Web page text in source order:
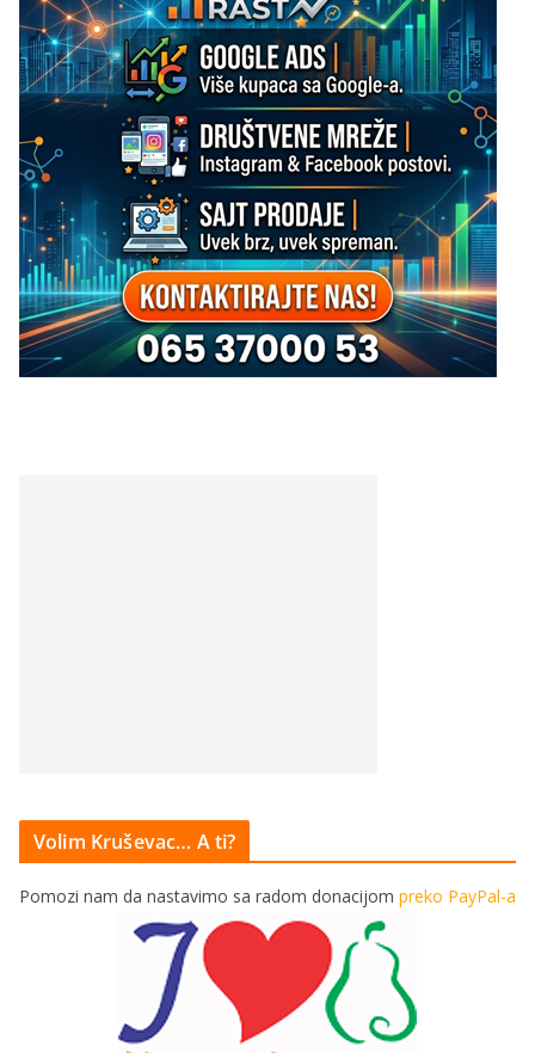
Volim Kruševac… A ti?
Pomozi nam da nastavimo sa radom donacijom preko PayPal-a